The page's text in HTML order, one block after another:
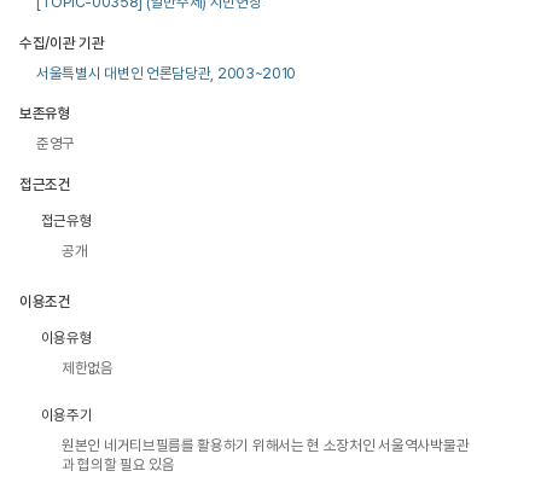
수집/이관 기관
서울특별시 대변인 언론담당관, 2003~2010
보존유형
준영구
접근조건
접근유형
공개
이용조건
이용유형
제한없음
이용주기
원본인 네거티브필름를 활용하기 위해서는 현 소장처인 서울역사박물관
과 협의할 필요 있음